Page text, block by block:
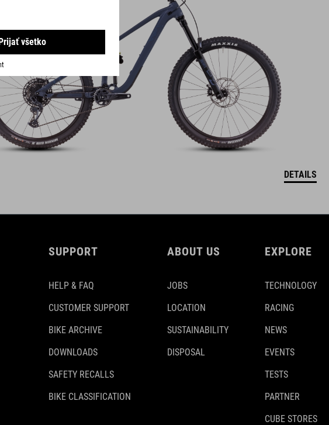
DETAILS
SUPPORT
HELP & FAQ
CUSTOMER SUPPORT
BIKE ARCHIVE
DOWNLOADS
SAFETY RECALLS
BIKE CLASSIFICATION
ABOUT US
JOBS
LOCATION
SUSTAINABILITY
DISPOSAL
EXPLORE
TECHNOLOGY
RACING
NEWS
EVENTS
TESTS
PARTNER
CUBE STORES